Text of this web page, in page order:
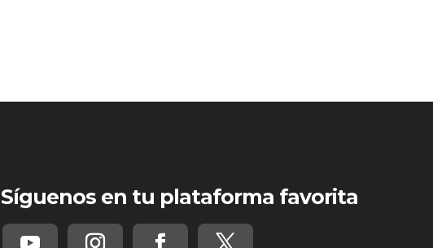
Síguenos en tu plataforma favorita